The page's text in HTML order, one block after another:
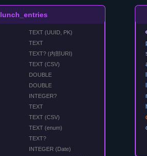
lunch_entries
TEXT (UUID, PK)
TEXT
TEXT? (内部URI)
TEXT (CSV)
DOUBLE
DOUBLE
INTEGER?
TEXT
TEXT (CSV)
TEXT (enum)
TEXT?
INTEGER (Date)